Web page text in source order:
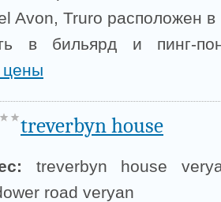
Avon, Truro расположен в
в бильярд и пинг-
treverbyn house
treverbyn house
road veryan